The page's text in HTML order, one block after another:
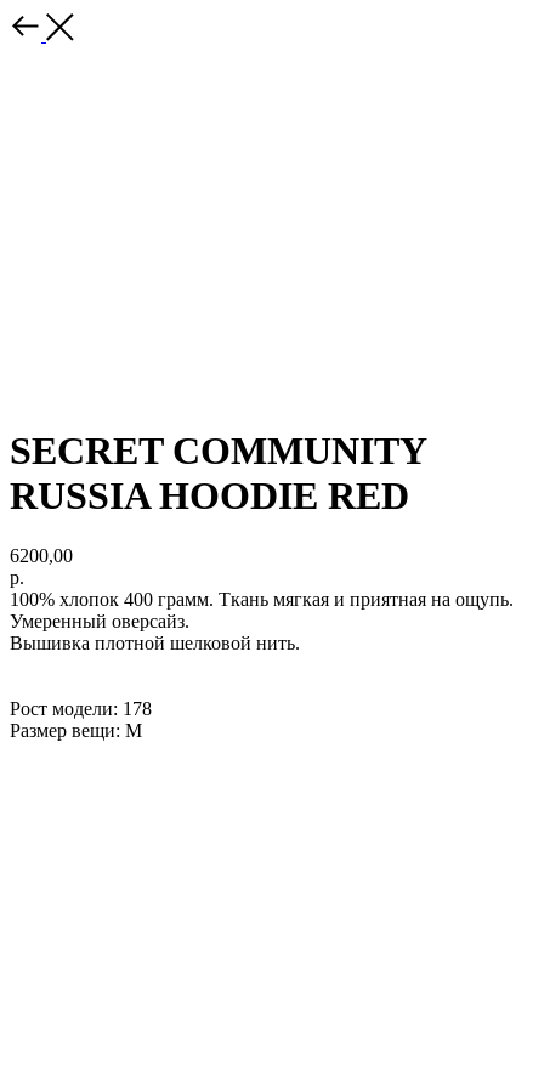
SECRET COMMUNITY
RUSSIA HOODIE RED
6200,00
р.
100% хлопок 400 грамм. Ткань мягкая и приятная на ощупь.
Умеренный оверсайз.
Вышивка плотной шелковой нить.
Рост модели: 178
Размер вещи: М